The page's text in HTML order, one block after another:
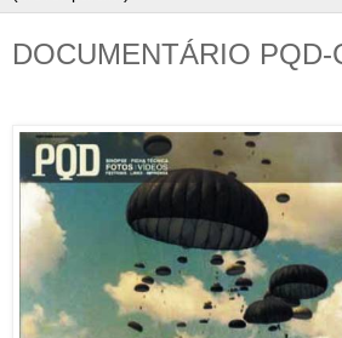
DOCUMENTÁRIO PQD-